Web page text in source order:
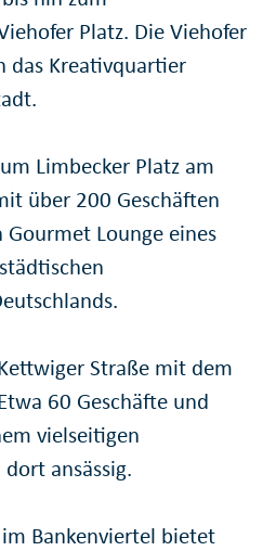
Platz. Die Viehofer
das Kreativquartier
Limbecker Platz am
über 200 Geschäften
Lounge eines
Straße mit dem
60 Geschäfte und
vielseitigen
ansässig.
Bankenviertel bietet